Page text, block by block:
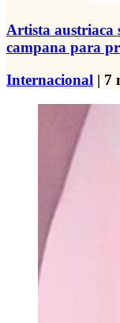
Artista austriaca
campana para
Internacional | 7